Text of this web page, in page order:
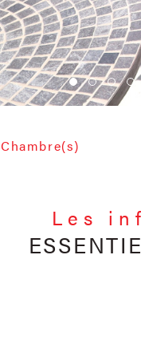
Chambre(s)
Les